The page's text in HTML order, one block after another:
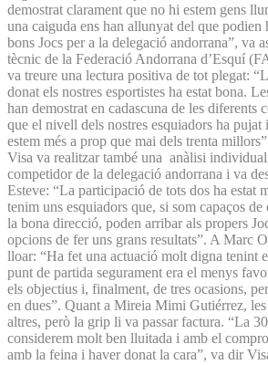
demostrat clarament que no hi estem gens
una caiguda ens han allunyat del que podien
bons Jocs per a la delegació andorrana”, va
tècnic de la Federació Andorrana d’Esquí
va treure una lectura positiva de tot plegat:
donat els nostres esportistes ha estat bona.
han demostrat en cadascuna de les diferents
que el nivell dels nostres esquiadors ha pujat
estem més a prop que mai dels trenta
Visa va realitzar també una anàlisi
competidor de la delegació andorrana i va
Esteve: “La participació de tots dos ha estat
tenim uns esquiadors que, si som capaços
la bona direcció, poden arribar als propers
opcions de fer uns grans resultats”. A Marc
lloar: “Ha fet una actuació molt digna tenint
punt de partida segurament era el menys
els objectius i, finalment, de tres ocasions,
en dues”. Quant a Mireia Mimi Gutiérrez,
altres, però la grip li va passar factura. “La
considerem molt ben lluitada i amb el
amb la feina i haver donat la cara”, va dir